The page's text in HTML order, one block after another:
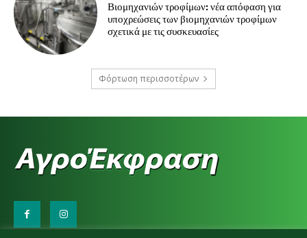
Βιομηχανιών τροφίμων: νέα απόφαση για
υποχρεώσεις των βιομηχανιών τροφίμων
σχετικά με τις συσκευασίες
Φόρτωση περισσοτέρων